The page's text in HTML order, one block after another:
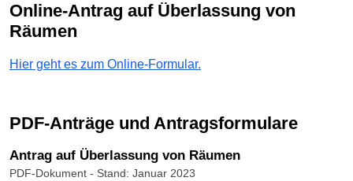
Online-Antrag auf Überlassung von
Räumen
Hier geht es zum Online-Formular.
PDF-Anträge und Antragsformulare
Antrag auf Überlassung von Räumen
PDF-Dokument - Stand: Januar 2023